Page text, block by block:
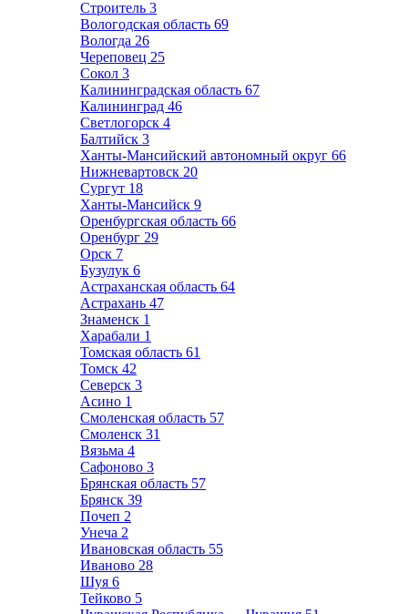
Строитель 3
Вологодская область 69
Вологда 26
Череповец 25
Сокол 3
Калининградская область 67
Калининград 46
Светлогорск 4
Балтийск 3
Ханты-Мансийский автономный округ 66
Нижневартовск 20
Сургут 18
Ханты-Мансийск 9
Оренбургская область 66
Оренбург 29
Орск 7
Бузулук 6
Астраханская область 64
Астрахань 47
Знаменск 1
Харабали 1
Томская область 61
Томск 42
Северск 3
Асино 1
Смоленская область 57
Смоленск 31
Вязьма 4
Сафоново 3
Брянская область 57
Брянск 39
Почеп 2
Унеча 2
Ивановская область 55
Иваново 28
Шуя 6
Тейково 5